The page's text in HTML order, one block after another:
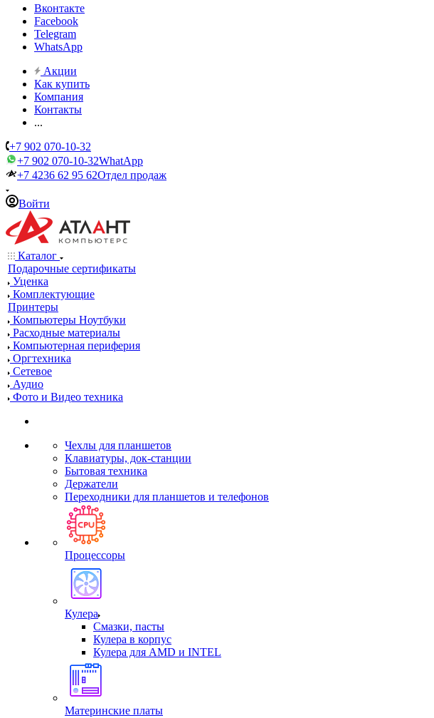
Вконтакте
Facebook
Telegram
WhatsApp
Акции
Как купить
Компания
Контакты
...
+7 902 070-10-32
+7 902 070-10-32WhatApp
+7 4236 62 95 62Отдел продаж
Войти
Каталог
Подарочные сертификаты
Уценка
Комплектующие
Принтеры
Компьютеры Ноутбуки
Расходные материалы
Компьютерная периферия
Оргтехника
Сетевое
Аудио
Фото и Видео техника
Чехлы для планшетов
Клавиатуры, док-станции
Бытовая техника
Держатели
Переходники для планшетов и телефонов
Процессоры
Кулера
Смазки, пасты
Кулера в корпус
Кулера для AMD и INTEL
Материнские платы